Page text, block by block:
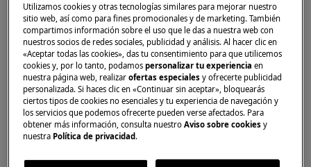
Bisagras de puerta (lavavajillas)
Utilizamos cookies y otras tecnologías similares para mejorar nuestro
sitio web, así como para fines promocionales y de marketing. También
compartimos información sobre el uso que le das a nuestra web con
nuestros socios de redes sociales, publicidad y análisis. Al hacer clic en
«Aceptar todas las cookies», das tu consentimiento para que utilicemos
cookies y, por lo tanto, podamospersonalizar tu experienciaen
nuestra página web, realizarofertas especiales y ofrecerte publicidad
personalizada. Si haces clic en «Continuar sin aceptar», bloquearás
ciertos tipos de cookies no esenciales y tu experiencia de navegación y
los servicios que podemos ofrecerte pueden verse afectados. Para
obtener más información, consulta nuestroAviso sobre cookies y
nuestra Política de privacidad.